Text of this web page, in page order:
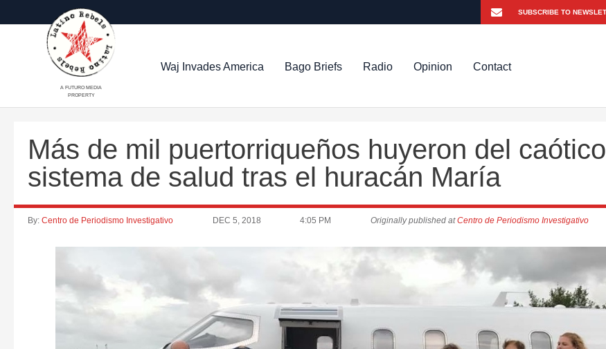
A FUTURO MEDIA
PROPERTY
Waj Invades America Bago Briefs Radio Opinion Contact
Más de mil puertorriqueños huyeron del caótico
sistema de salud tras el huracán María
By: Centro de Periodismo Investigativo DEC 5, 2018 4:05 PM Originally published atCentro de Periodismo Investigativo